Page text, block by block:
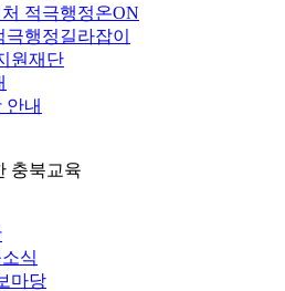
적극행정온ON
극행정길라잡이
원재단
안내
충북교육
식
마당